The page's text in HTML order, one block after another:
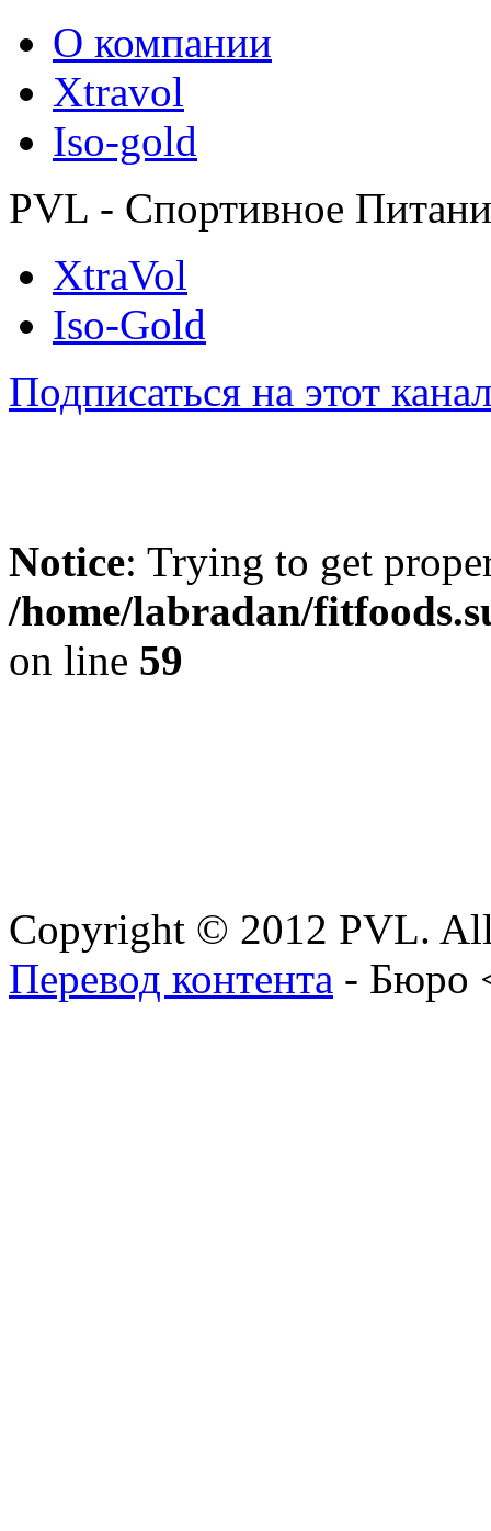
О компании
Xtravol
Iso-gold
PVL - Спортивное
XtraVol
Iso-Gold
Подписаться на этот
Notice: Trying to get
/home/labradan/
on line 59
Copyright © 2012 PVL.
Перевод контента - Бюро